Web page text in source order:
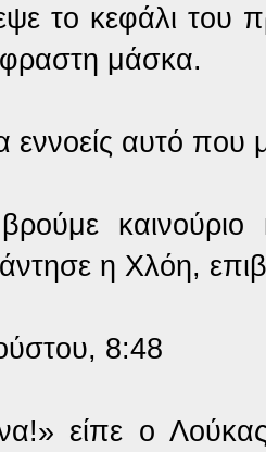
το κεφάλι
μάσκα.
εννοείς αυτό που
η Χλόη,
8:48
είπε ο